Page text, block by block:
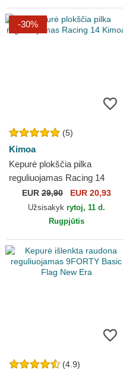
-30%
(5)
Kimoa
Kepurė plokščia pilka
reguliuojamas Racing 14
Kimoa
EUR29,90 EUR 20,93
Užsisakyk rytoj, 11 d.
Rugpjūtis
(4.9)